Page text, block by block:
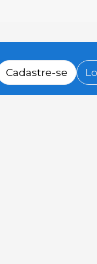
Cadastre-se